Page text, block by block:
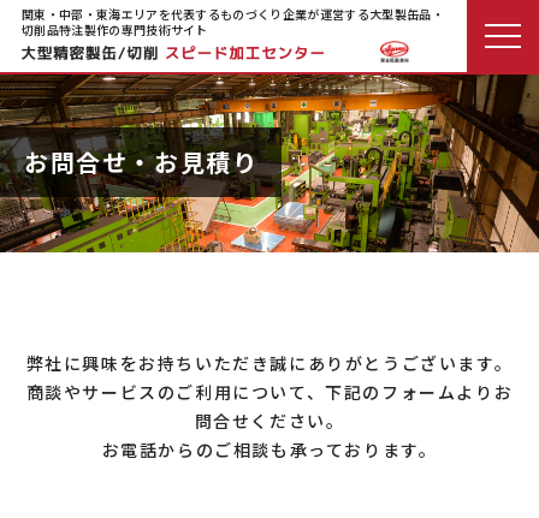
関東・中部・東海エリアを代表するものづくり企業が運営する大型製缶品・
切削品特注製作の専門技術サイト
お問合せ・お見積り
弊社に興味をお持ちいただき誠にありがとうございます。
商談やサービスのご利用について、下記のフォームよりお
問合せください。
お電話からのご相談も承っております。